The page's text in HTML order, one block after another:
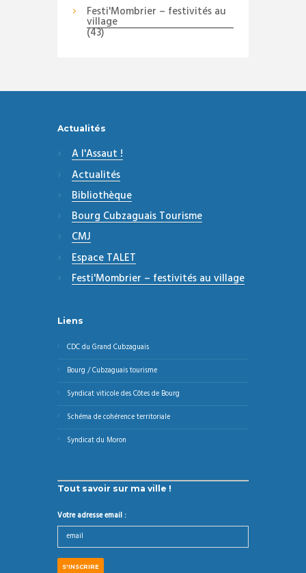
Festi'Mombrier – festivités au
village
(43)
Actualités
A l'Assaut !
Actualités
Bibliothèque
Bourg Cubzaguais Tourisme
CMJ
Espace TALET
Festi'Mombrier – festivités au village
Liens
CDC du Grand Cubzaguais
Bourg / Cubzaguais tourisme
Syndicat viticole des Côtes de Bourg
Schéma de cohérence territoriale
Syndicat du Moron
Tout savoir sur ma ville !
Votre adresse email :